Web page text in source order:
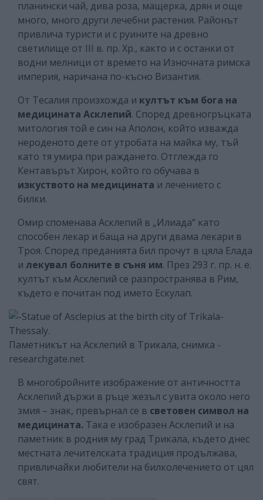
планински чай, дива роза, мащерка, дрян и още
много, много други лечебни растения. Районът
привлича туристи и с руините на древно
светилище от III в. пр. Хр., както и с останки от
водни мелници от времето на Изночната римска
империя, наричана по-късно Византия.
От Тесалия произхожда и култът към бога на
медицината Асклепий. Според древногръцката
митология той е син на Аполон, който изважда
нероденото дете от утробата на майка му, тъй
като тя умира при раждането. Отглежда го
Кентавърът Хирон, който го обучава в
изкуството на медицината и лечението с
билки.
Омир споменава Асклепий в „Илиада“ като
способен лекар и баща на други двама лекари в
Троя. Според преданията бил прочут в цяла Елада
и лекувал болните в съня им. През 293 г. пр. н. е.
култът към Асклепий се разпространява в Рим,
където е почитан под името Ескулап.
Паметникът на Асклепий в Трикала, снимка -
researchgate.net
В многобройните изображение от античността
Асклепий държи в ръце жезъл с увита около него
змия – знак, превърнал се в световен символ на
медицината. Така е изобразен Асклепий и на
паметник в родния му град Трикала, където днес
местната лечителската традиция продължава,
привличайки любители на билколечението от цял
свят.